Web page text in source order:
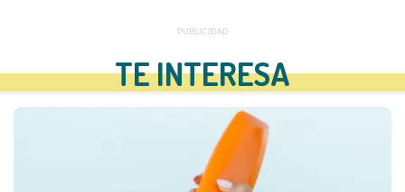
TE INTERESA